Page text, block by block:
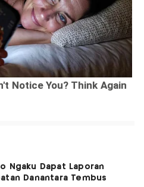
Ngaku Dapat Laporan
Danantara Tembus